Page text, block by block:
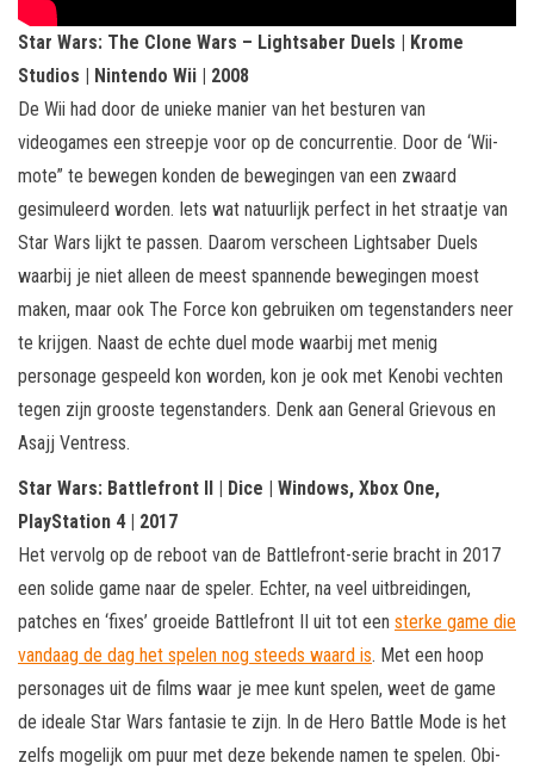
Star Wars: The Clone Wars – Lightsaber Duels | Krome
Studios | Nintendo Wii | 2008
De Wii had door de unieke manier van het besturen van
videogames een streepje voor op de concurrentie. Door de ‘Wii-
mote” te bewegen konden de bewegingen van een zwaard
gesimuleerd worden. Iets wat natuurlijk perfect in het straatje van
Star Wars lijkt te passen. Daarom verscheen Lightsaber Duels
waarbij je niet alleen de meest spannende bewegingen moest
maken, maar ook The Force kon gebruiken om tegenstanders neer
te krijgen. Naast de echte duel mode waarbij met menig
personage gespeeld kon worden, kon je ook met Kenobi vechten
tegen zijn grooste tegenstanders. Denk aan General Grievous en
Asajj Ventress.
Star Wars: Battlefront II | Dice | Windows, Xbox One,
PlayStation 4 | 2017
Het vervolg op de reboot van de Battlefront-serie bracht in 2017
een solide game naar de speler. Echter, na veel uitbreidingen,
patches en ‘fixes’ groeide Battlefront II uit tot een sterke game die
vandaag de dag het spelen nog steeds waard is. Met een hoop
personages uit de films waar je mee kunt spelen, weet de game
de ideale Star Wars fantasie te zijn. In de Hero Battle Mode is het
zelfs mogelijk om puur met deze bekende namen te spelen. Obi-